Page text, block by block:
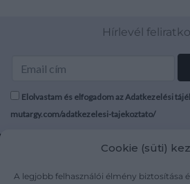
Cookie (süti)
A legjobb felhasználói élmény biztosítása
Hírlevél
Elolvastam és elfogadom az Adatkezelési
mutargy.com/adatkezelesi-tajekoztato/